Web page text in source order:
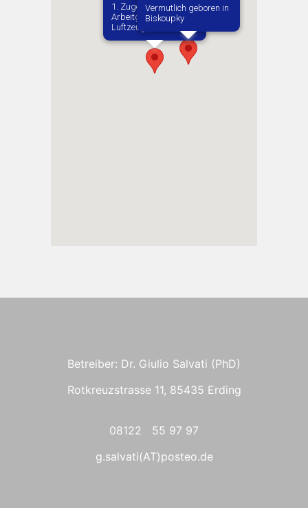
Vermutlich geboren in
Biskoupky
1. Zugewiesene:r
Arbeitgeber:in​
Luftzeugamt
Betreiber: Dr. Giulio Salvati (PhD)
Rotkreuzstrasse 11, 85435 Erding
08122 55 97 97
g.salvati(AT)posteo.de